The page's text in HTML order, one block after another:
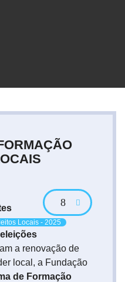
Locais - 2025
eleições
a renovação de
local, a Fundação
de Formação